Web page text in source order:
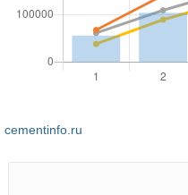
cementinfo.ru